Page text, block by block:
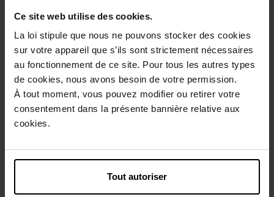
Ce site web utilise des cookies.
La loi stipule que nous ne pouvons stocker des cookies
sur votre appareil que s’ils sont strictement nécessaires
au fonctionnement de ce site. Pour tous les autres types
de cookies, nous avons besoin de votre permission.
À tout moment, vous pouvez modifier ou retirer votre
consentement dans la présente bannière relative aux
cookies.
Tout autoriser
Retour gratuit dans votre magasin
Description
Caractéristiques